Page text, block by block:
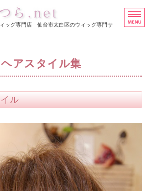
医療用ウイッグ・かつ
ッグ専門店 仙台市太白区のウィッグ専門サ
ヘアスタイル集
ル